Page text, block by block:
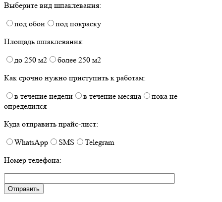
Выберите вид шпаклевания:
под обои
под покраску
Площадь шпаклевания:
до 250 м2
более 250 м2
Как срочно нужно приступить к работам:
в течение недели
в течение месяца
пока не
определился
Куда отправить прайс-лист:
WhatsApp
SMS
Telegram
Номер телефона: